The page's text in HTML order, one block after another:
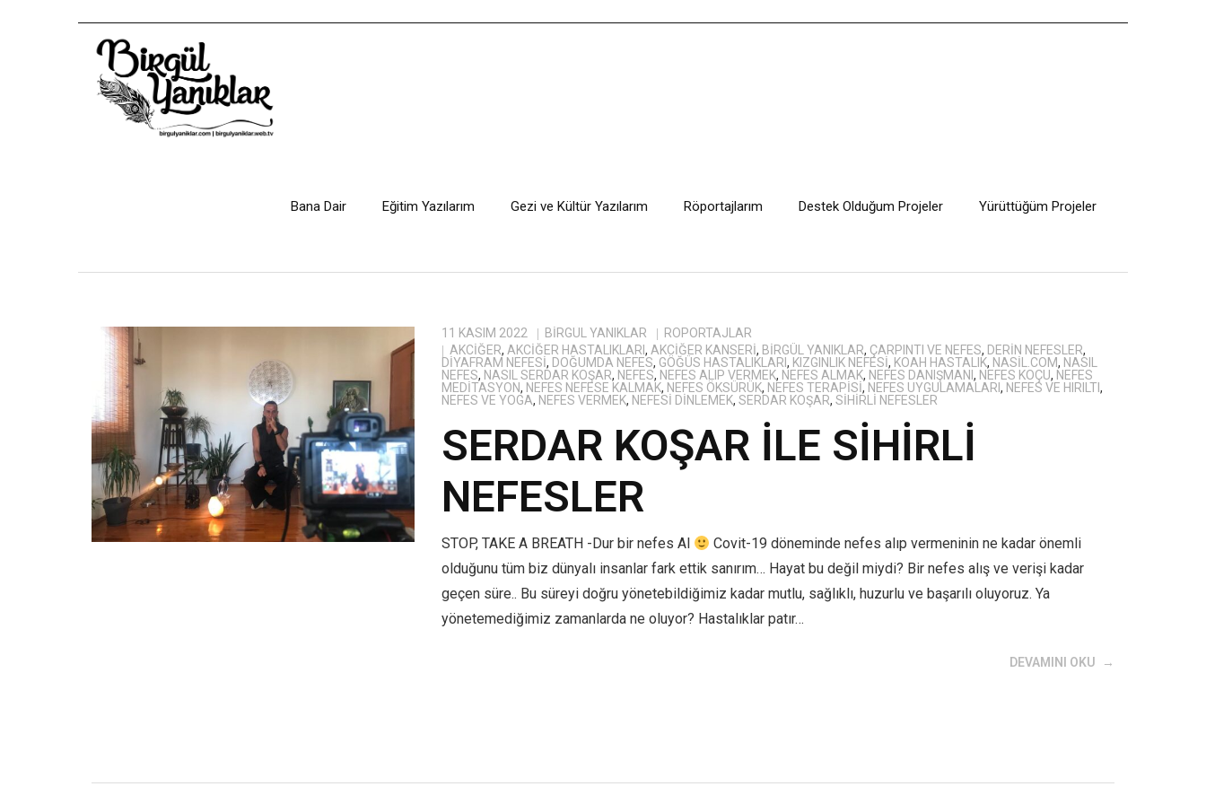
Bana Dair Eğitim Yazılarım Gezi ve Kültür Yazılarım Röportajlarım Destek Olduğum Projeler Yürüttüğüm Projeler
11 KASIM 2022 BIRGÜL YANIKLAR
RÖPORTAJLAR
AKCIĞER, AKCIĞER HASTALIKLARI , AKCIĞER KANSERI, BIRGÜL YANIKLAR, ÇARPINTI VE NEFES, DERIN NEFESLER,
DIYAFRAM NEFESI, DOĞUMDA NEFES, GÖĞÜS HASTALIKLARI , KIZGINLIK NEFESI, KOAH HASTALIK, NASIL.COM, NASIL
NEFES, NASIL SERDAR KOŞAR, NEFES, NEFES ALIP VERMEK, NEFES ALMAK, NEFES DANIŞMANI , NEFES KOÇU, NEFES
MEDITASYON, NEFES NEFESE KALMAK, NEFES ÖKSÜRÜK, NEFES TERAPISI, NEFES UYGULAMALARI , NEFES VE HIRILTI ,
NEFES VE YOGA, NEFES VERMEK, NEFESI DINLEMEK, SERDAR KOŞAR, SIHIRLI NEFESLER
SERDAR KOŞAR İLE SİHİRLİ
NEFESLER
STOP, TAKE A BREATH -Dur bir nefes Al
Covit-19 döneminde nefes alıp vermeninin ne kadar önemli
olduğunu tüm biz dünyalı insanlar fark ettik sanırım… Hayat bu değil miydi? Bir nefes alış ve verişi kadar
geçen süre.. Bu süreyi doğru yönetebildiğimiz kadar mutlu, sağlıklı, huzurlu ve başarılı oluyoruz. Ya
yönetemediğimiz zamanlarda ne oluyor? Hastalıklar patır…
DEVAMINI OKU